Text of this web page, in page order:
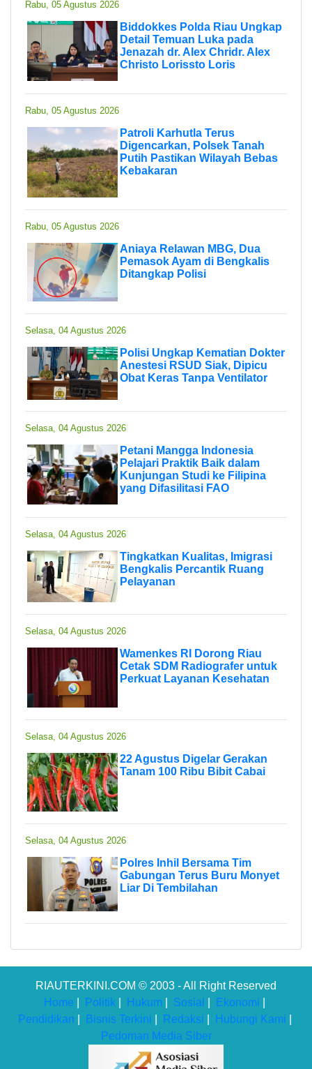
Rabu, 05 Agustus 2026
Biddokkes Polda Riau Ungkap
Detail Temuan Luka pada
Jenazah dr. Alex Chridr. Alex
Christo Lorissto Loris
Rabu, 05 Agustus 2026
Patroli Karhutla Terus
Digencarkan, Polsek Tanah
Putih Pastikan Wilayah Bebas
Kebakaran
Rabu, 05 Agustus 2026
Aniaya Relawan MBG, Dua
Pemasok Ayam di Bengkalis
Ditangkap Polisi
Selasa, 04 Agustus 2026
Polisi Ungkap Kematian Dokter
Anestesi RSUD Siak, Dipicu
Obat Keras Tanpa Ventilator
Selasa, 04 Agustus 2026
Petani Mangga Indonesia
Pelajari Praktik Baik dalam
Kunjungan Studi ke Filipina
yang Difasilitasi FAO
Selasa, 04 Agustus 2026
Tingkatkan Kualitas, Imigrasi
Bengkalis Percantik Ruang
Pelayanan
Selasa, 04 Agustus 2026
Wamenkes RI Dorong Riau
Cetak SDM Radiografer untuk
Perkuat Layanan Kesehatan
Selasa, 04 Agustus 2026
22 Agustus Digelar Gerakan
Tanam 100 Ribu Bibit Cabai
Selasa, 04 Agustus 2026
Polres Inhil Bersama Tim
Gabungan Terus Buru Monyet
Liar Di Tembilahan
RIAUTERKINI.COM © 2003 - All Right Reserved
Home
Politik Hukum Sosial Ekonomi
Pendidikan
Bisnis Terkini Redaksi Hubungi Kami
Pedoman Media Siber